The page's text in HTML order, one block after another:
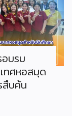
บรม
ทศหอสมุด
สืบค้น